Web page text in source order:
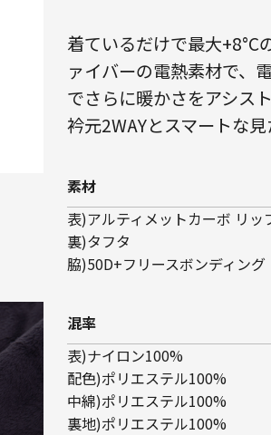
着ているだけで最大+8°C
ァイバーの電熱素材で、
でさらに暖かさをアシス
衿元2WAYとスマートな
素材
表)アルティメットカーボ リッ
裏)タフタ
脇)50D+フリースボンディング
混率
表)ナイロン100%
配色)ポリエステル100%
中綿)ポリエステル100%
裏地)ポリエステル100%